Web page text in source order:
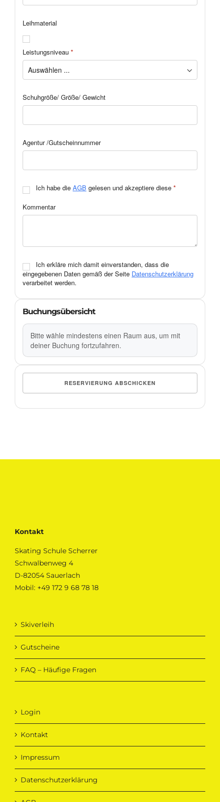
Leihmaterial
Leistungsniveau *
Schuhgröße/ Größe/ Gewicht
Agentur /Gutscheinnummer
Ich habe die AGB gelesen und akzeptiere diese *
Kommentar
Ich erkläre mich damit einverstanden, dass die
eingegebenen Daten gemäß der Seite Datenschutzerklärung
verarbeitet werden.
Buchungsübersicht
Bitte wähle mindestens einen Raum aus, um mit
deiner Buchung fortzufahren.
Kontakt
Skating Schule Scherrer
Schwalbenweg 4
D-82054 Sauerlach
Mobil: +49 172 9 68 78 18
Skiverleih
Gutscheine
FAQ – Häufige Fragen
Login
Kontakt
Impressum
Datenschutzerklärung